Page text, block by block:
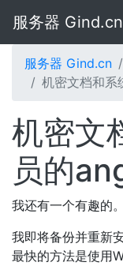
服务器 Gind.cn
服务器 Gind.cn
机密文档和
机密文
员的
我还有一个有趣的。
我即将备份并重新
最快的方法是使用